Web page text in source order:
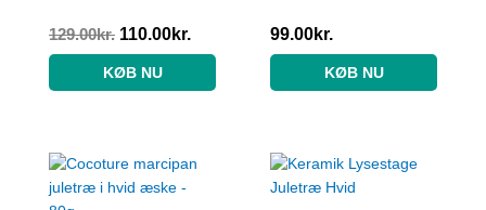
cm
129.00kr. 110.00kr.
KØB NU
99.00kr.
KØB NU